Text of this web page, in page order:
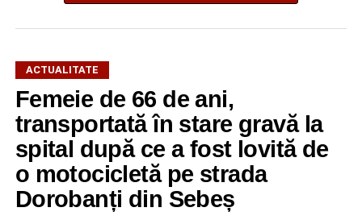
ACTUALITATE
Femeie de 66 de ani,
transportată în stare gravă la
spital după ce a fost lovită de
o motocicletă pe strada
Dorobanți din Sebeș